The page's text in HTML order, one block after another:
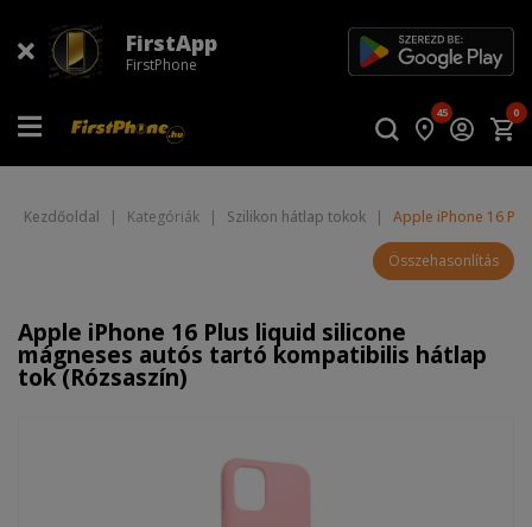
FirstApp
FirstPhone
45 0
Kezdőoldal | Kategóriák | Szilikon hátlap tokok | Apple iPhone 16
Összehasonlítás
Apple iPhone 16 Plus liquid silicone
mágneses autós tartó kompatibilis hátlap
tok (Rózsaszín)